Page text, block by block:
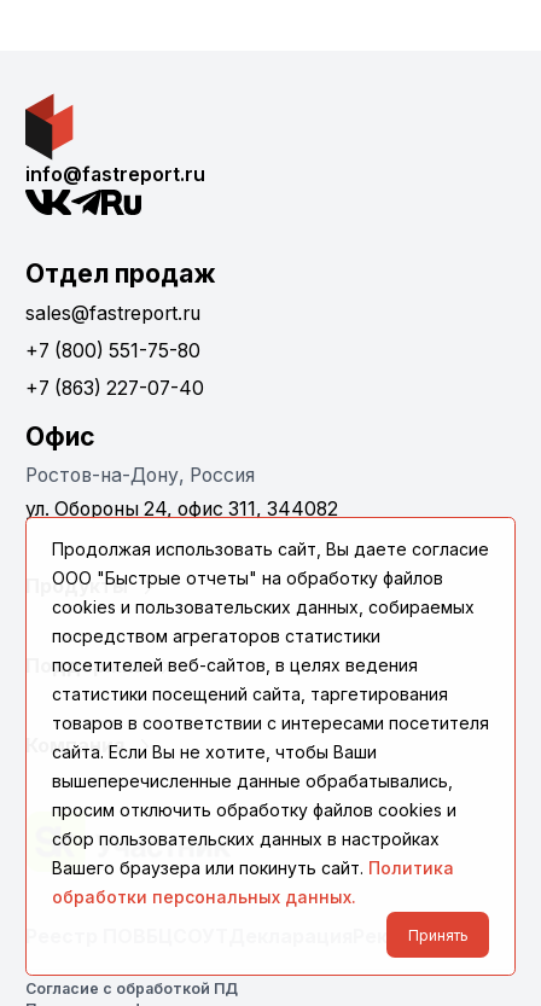
info@fastreport.ru
Отдел продаж
sales@fastreport.ru
+7 (800) 551-75-80
+7 (863) 227-07-40
Офис
Ростов-на-Дону, Россия
ул. Обороны 24, офис 311, 344082
Продукты
Поддержка
Компания
Реквизиты
Согласие с обработкой ПД
Продолжая использовать сайт, Вы даете согласие
ООО "Быстрые отчеты" на обработку файлов
cookies и пользовательских данных, собираемых
посредством агрегаторов статистики
посетителей веб-сайтов, в целях ведения
статистики посещений сайта, таргетирования
товаров в соответствии с интересами посетителя
сайта. Если Вы не хотите, чтобы Ваши
вышеперечисленные данные обрабатывались,
просим отключить обработку файлов cookies и
сбор пользовательских данных в настройках
Вашего браузера или покинуть сайт. Политика
обработки персональных данных.
Принять